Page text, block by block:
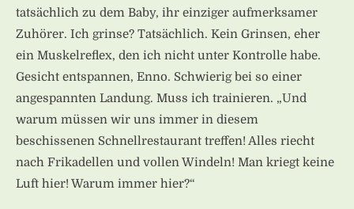
tatsächlich zu dem Baby, ihr einziger aufmerksamer
Zuhörer. Ich grinse? Tatsächlich. Kein Grinsen, eher
ein Muskelreflex, den ich nicht unter Kontrolle habe.
Gesicht entspannen, Enno. Schwierig bei so einer
angespannten Landung. Muss ich trainieren. „Und
warum müssen wir uns immer in diesem
beschissenen Schnellrestaurant treffen! Alles riecht
nach Frikadellen und vollen Windeln! Man kriegt keine
Luft hier! Warum immer hier?“